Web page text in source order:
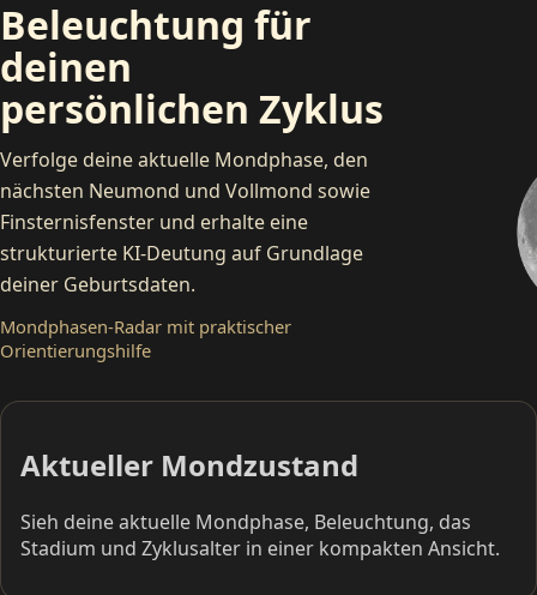
Beleuchtung für
deinen
persönlichen Zyklus
Verfolge deine aktuelle Mondphase, den
nächsten Neumond und Vollmond sowie
Finsternisfenster und erhalte eine
strukturierte KI-Deutung auf Grundlage
deiner Geburtsdaten.
Mondphasen-Radar mit praktischer
Orientierungshilfe
Aktueller Mondzustand
Sieh deine aktuelle Mondphase, Beleuchtung, das
Stadium und Zyklusalter in einer kompakten Ansicht.